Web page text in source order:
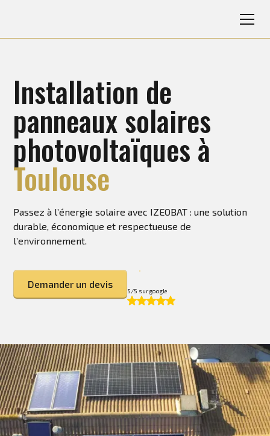
Installation de
panneaux solaires
photovoltaïques à
Toulouse
Passez à l’énergie solaire avec IZEOBAT : une solution
durable, économique et respectueuse de
l’environnement.
Demander un devis
5/5 sur google